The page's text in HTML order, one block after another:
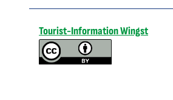
Tourist-Information Wingst